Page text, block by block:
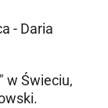
- Daria
w Świeciu,